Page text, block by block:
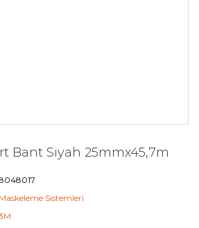
Bant Siyah 25mmx45,7m
Maskeleme Sistemleri